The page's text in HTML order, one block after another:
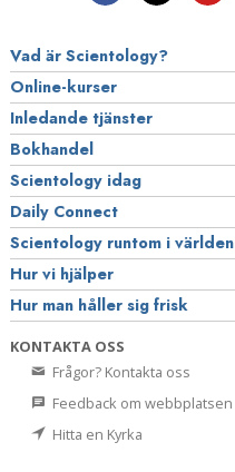
Vad är Scientology?
Online-kurser
Inledande tjänster
Bokhandel
Scientology idag
Daily Connect
Scientology runtom i världen
Hur vi hjälper
Hur man håller sig frisk
KONTAKTA OSS
Frågor? Kontakta oss
Feedback om webbplatsen
Hitta en Kyrka